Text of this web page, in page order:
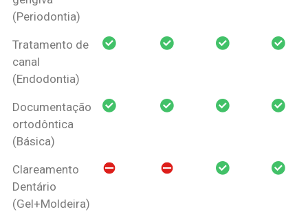
(Periodontia)
Tratamento de
canal
(Endodontia)
Documentação
ortodôntica
(Básica)
Clareamento
Dentário
(Gel+Moldeira)